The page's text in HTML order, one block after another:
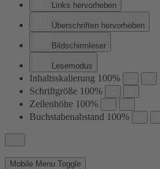
Links hervorheben
Überschriften hervorheben
Bildschirmleser
Lesemodus
Inhaltsskalierung 100%
Schriftgröße 100%
Zeilenhöhe 100%
Buchstabenabstand 100%
Mobile Menu Toggle